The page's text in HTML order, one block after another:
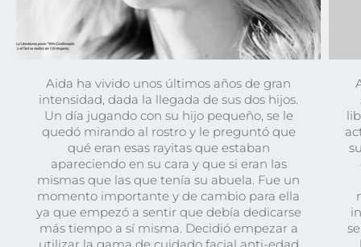
Aida ha vivido unos últimos años de gran
intensidad, dada la llegada de sus dos hijos.
Un día jugando con su hijo pequeño, se le
quedó mirando al rostro y le preguntó que
qué eran esas rayitas que estaban
apareciendo en su cara y que si eran las
mismas que las que tenía su abuela. Fue un
momento importante y de cambio para ella
ya que empezó a sentir que debía dedicarse
más tiempo a sí misma. Decidió empezar a